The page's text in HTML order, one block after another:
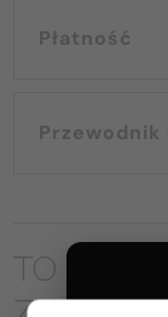
Płatność
TO MOŻE